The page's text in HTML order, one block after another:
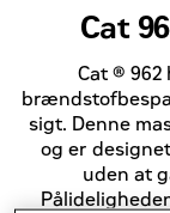
Cat
Cat ®
sigt. Denne
og er
uden at